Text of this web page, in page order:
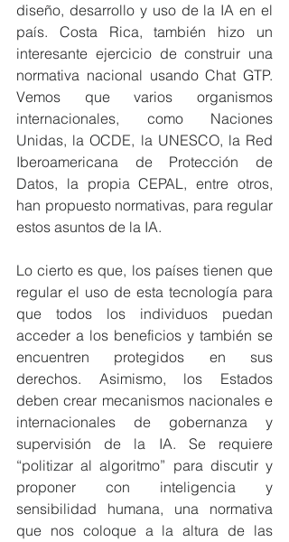
diseño, desarrollo y uso de la IA en el
país. Costa Rica, también hizo un
interesante ejercicio de construir una
normativa nacional usando Chat GTP.
Vemos que varios organismos
internacionales, como Naciones
Unidas, la OCDE, la UNESCO, la Red
Iberoamericana de Protección de
Datos, la propia CEPAL, entre otros,
han propuesto normativas, para regular
estos asuntos de la IA.
Lo cierto es que, los países tienen que
regular el uso de esta tecnología para
que todos los individuos puedan
acceder a los beneficios y también se
encuentren protegidos en sus
derechos. Asimismo, los Estados
deben crear mecanismos nacionales e
internacionales de gobernanza y
supervisión de la IA. Se requiere
“politizar al algoritmo” para discutir y
proponer con inteligencia y
sensibilidad humana, una normativa
que nos coloque a la altura de las